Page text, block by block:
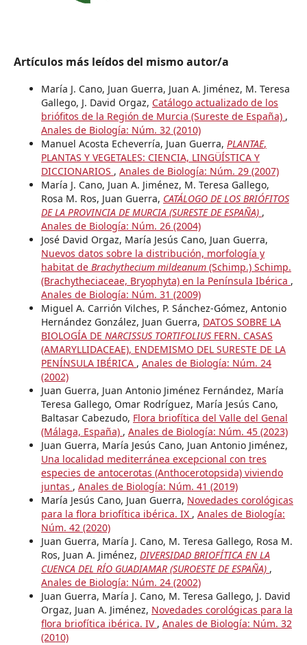
Artículos más leídos del mismo autor/a
María J. Cano, Juan Guerra, Juan A. Jiménez, M. Teresa
Gallego, J. David Orgaz, Catálogo actualizado de los
briófitos de la Región de Murcia (Sureste de España) ,
Anales de Biología: Núm. 32 (2010)
Manuel Acosta Echeverría, Juan Guerra, PLANTAE,
PLANTAS Y VEGETALES: CIENCIA, LINGÜÍSTICA Y
DICCIONARIOS , Anales de Biología: Núm. 29 (2007)
María J. Cano, Juan A. Jiménez, M. Teresa Gallego,
Rosa M. Ros, Juan Guerra, CATÁLOGO DE LOS BRIÓFITOS
DE LA PROVINCIA DE MURCIA (SURESTE DE ESPAÑA) ,
Anales de Biología: Núm. 26 (2004)
José David Orgaz, María Jesús Cano, Juan Guerra,
Nuevos datos sobre la distribución, morfología y
habitat de Brachythecium mildeanum (Schimp.) Schimp.
(Brachytheciaceae, Bryophyta) en la Península Ibérica ,
Anales de Biología: Núm. 31 (2009)
Miguel A. Carrión Vilches, P. Sánchez-Gómez, Antonio
Hernández González, Juan Guerra, DATOS SOBRE LA
BIOLOGÍA DE NARCISSUS TORTIFOLIUS FERN. CASAS
(AMARYLLIDACEAE), ENDEMISMO DEL SURESTE DE LA
PENÍNSULA IBÉRICA , Anales de Biología: Núm. 24
(2002)
Juan Guerra, Juan Antonio Jiménez Fernández, María
Teresa Gallego, Omar Rodríguez, María Jesús Cano,
Baltasar Cabezudo, Flora briofítica del Valle del Genal
(Málaga, España) , Anales de Biología: Núm. 45 (2023)
Juan Guerra, María Jesús Cano, Juan Antonio Jiménez,
Una localidad mediterránea excepcional con tres
especies de antocerotas (Anthocerotopsida) viviendo
juntas , Anales de Biología: Núm. 41 (2019)
María Jesús Cano, Juan Guerra, Novedades corológicas
para la flora briofítica ibérica. IX , Anales de Biología:
Núm. 42 (2020)
Juan Guerra, María J. Cano, M. Teresa Gallego, Rosa M.
Ros, Juan A. Jiménez, DIVERSIDAD BRIOFÍTICA EN LA
CUENCA DEL RÍO GUADIAMAR (SUROESTE DE ESPAÑA) ,
Anales de Biología: Núm. 24 (2002)
Juan Guerra, María J. Cano, M. Teresa Gallego, J. David
Orgaz, Juan A. Jiménez, Novedades corológicas para la
flora briofítica ibérica. IV , Anales de Biología: Núm. 32
(2010)